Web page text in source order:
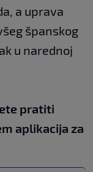
a uprava
španskog
u narednoj
pratiti
aplikacija za